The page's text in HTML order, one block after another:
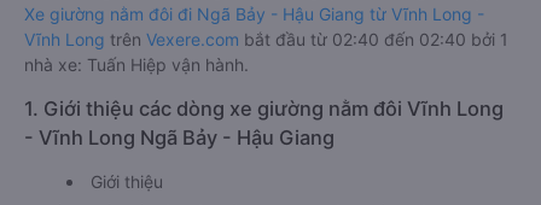
Xe giường nằm đôi đi Ngã Bảy - Hậu Giang từ Vĩnh Long -
Vĩnh Long trên Vexere.com bắt đầu từ 02:40 đến 02:40 bởi 1
nhà xe: Tuấn Hiệp vận hành.
1. Giới thiệu các dòng xe giường nằm đôi Vĩnh Long
- Vĩnh Long Ngã Bảy - Hậu Giang
Giới thiệu